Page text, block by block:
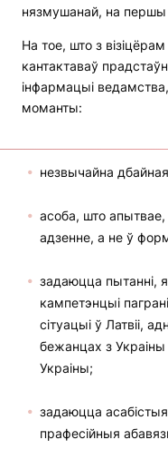
нязмушанай, на першы
На тое, што з
кантактаваў
інфармацыі
моманты:
незвычайна
асоба, што
адзенне, а не ў
задаюцца пытанні,
кампетэнцыі
сітуацыі ў Латвіі,
бежанцах з Украіны
Украіны;
задаюцца
прафесійныя